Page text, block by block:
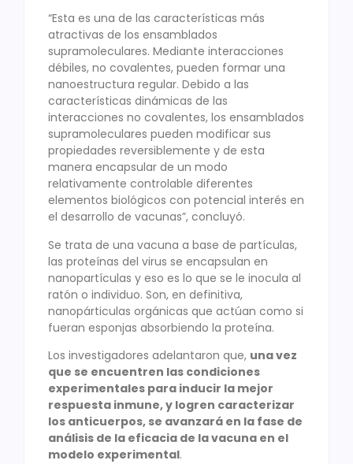
“Esta es una de las características más
atractivas de los ensamblados
supramoleculares. Mediante interacciones
débiles, no covalentes, pueden formar una
nanoestructura regular. Debido a las
características dinámicas de las
interacciones no covalentes, los ensamblados
supramoleculares pueden modificar sus
propiedades reversiblemente y de esta
manera encapsular de un modo
relativamente controlable diferentes
elementos biológicos con potencial interés en
el desarrollo de vacunas”, concluyó.
Se trata de una vacuna a base de partículas,
las proteínas del virus se encapsulan en
nanopartículas y eso es lo que se le inocula al
ratón o individuo. Son, en definitiva,
nanopárticulas orgánicas que actúan como si
fueran esponjas absorbiendo la proteína.
Los investigadores adelantaron que, una vez
que se encuentren las condiciones
experimentales para inducir la mejor
respuesta inmune, y logren caracterizar
los anticuerpos, se avanzará en la fase de
análisis de la eficacia de la vacuna en el
modelo experimental.